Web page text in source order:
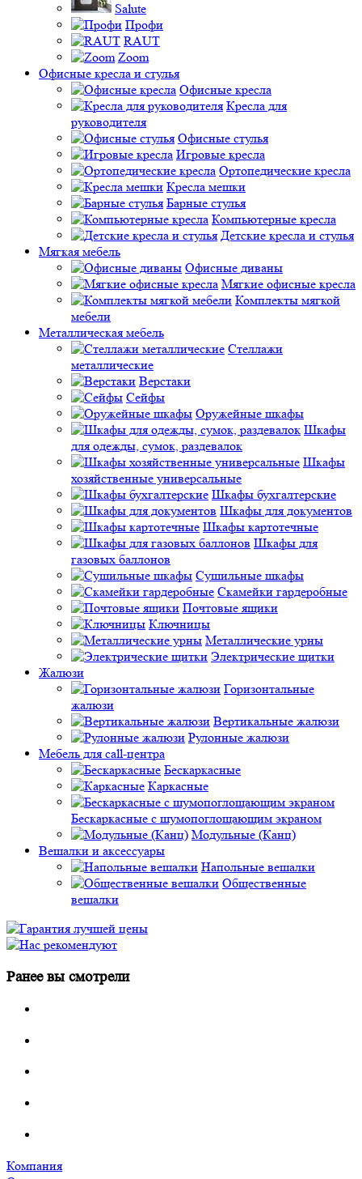
Salute
Профи
RAUT
Zoom
Офисные кресла и стулья
Офисные кресла
Кресла для
руководителя
Офисные стулья
Игровые кресла
Ортопедические кресла
Кресла мешки
Барные стулья
Компьютерные кресла
Детские кресла и стулья
Мягкая мебель
Офисные диваны
Мягкие офисные кресла
Комплекты мягкой
мебели
Металлическая мебель
Стеллажи
металлические
Верстаки
Сейфы
Оружейные шкафы
Шкафы
для одежды, сумок, раздевалок
Шкафы
хозяйственные универсальные
Шкафы бухгалтерские
Шкафы для документов
Шкафы картотечные
Шкафы для
газовых баллонов
Сушильные шкафы
Скамейки гардеробные
Почтовые ящики
Ключницы
Металлические урны
Электрические щитки
Жалюзи
Горизонтальные
жалюзи
Вертикальные жалюзи
Рулонные жалюзи
Мебель для call-центра
Бескаркасные
Каркасные
Бескаркасные с шумопоглощающим экраном
Модульные (Канц)
Вешалки и аксессуары
Напольные вешалки
Общественные
вешалки
Ранее вы смотрели
Компания